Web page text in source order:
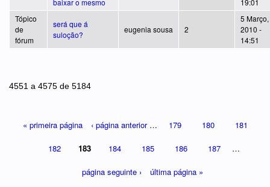
Tópico
de
fórum
será que á
suloção?
eugenia sousa 2
5 Março,
2010 -
14:51
4551 a 4575 de 5184
« primeira página ‹ página anterior … 179 180 181
182 183 184 185 186 187 …
página seguinte › última página »